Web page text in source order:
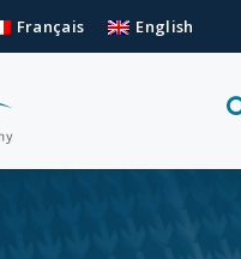
Français English